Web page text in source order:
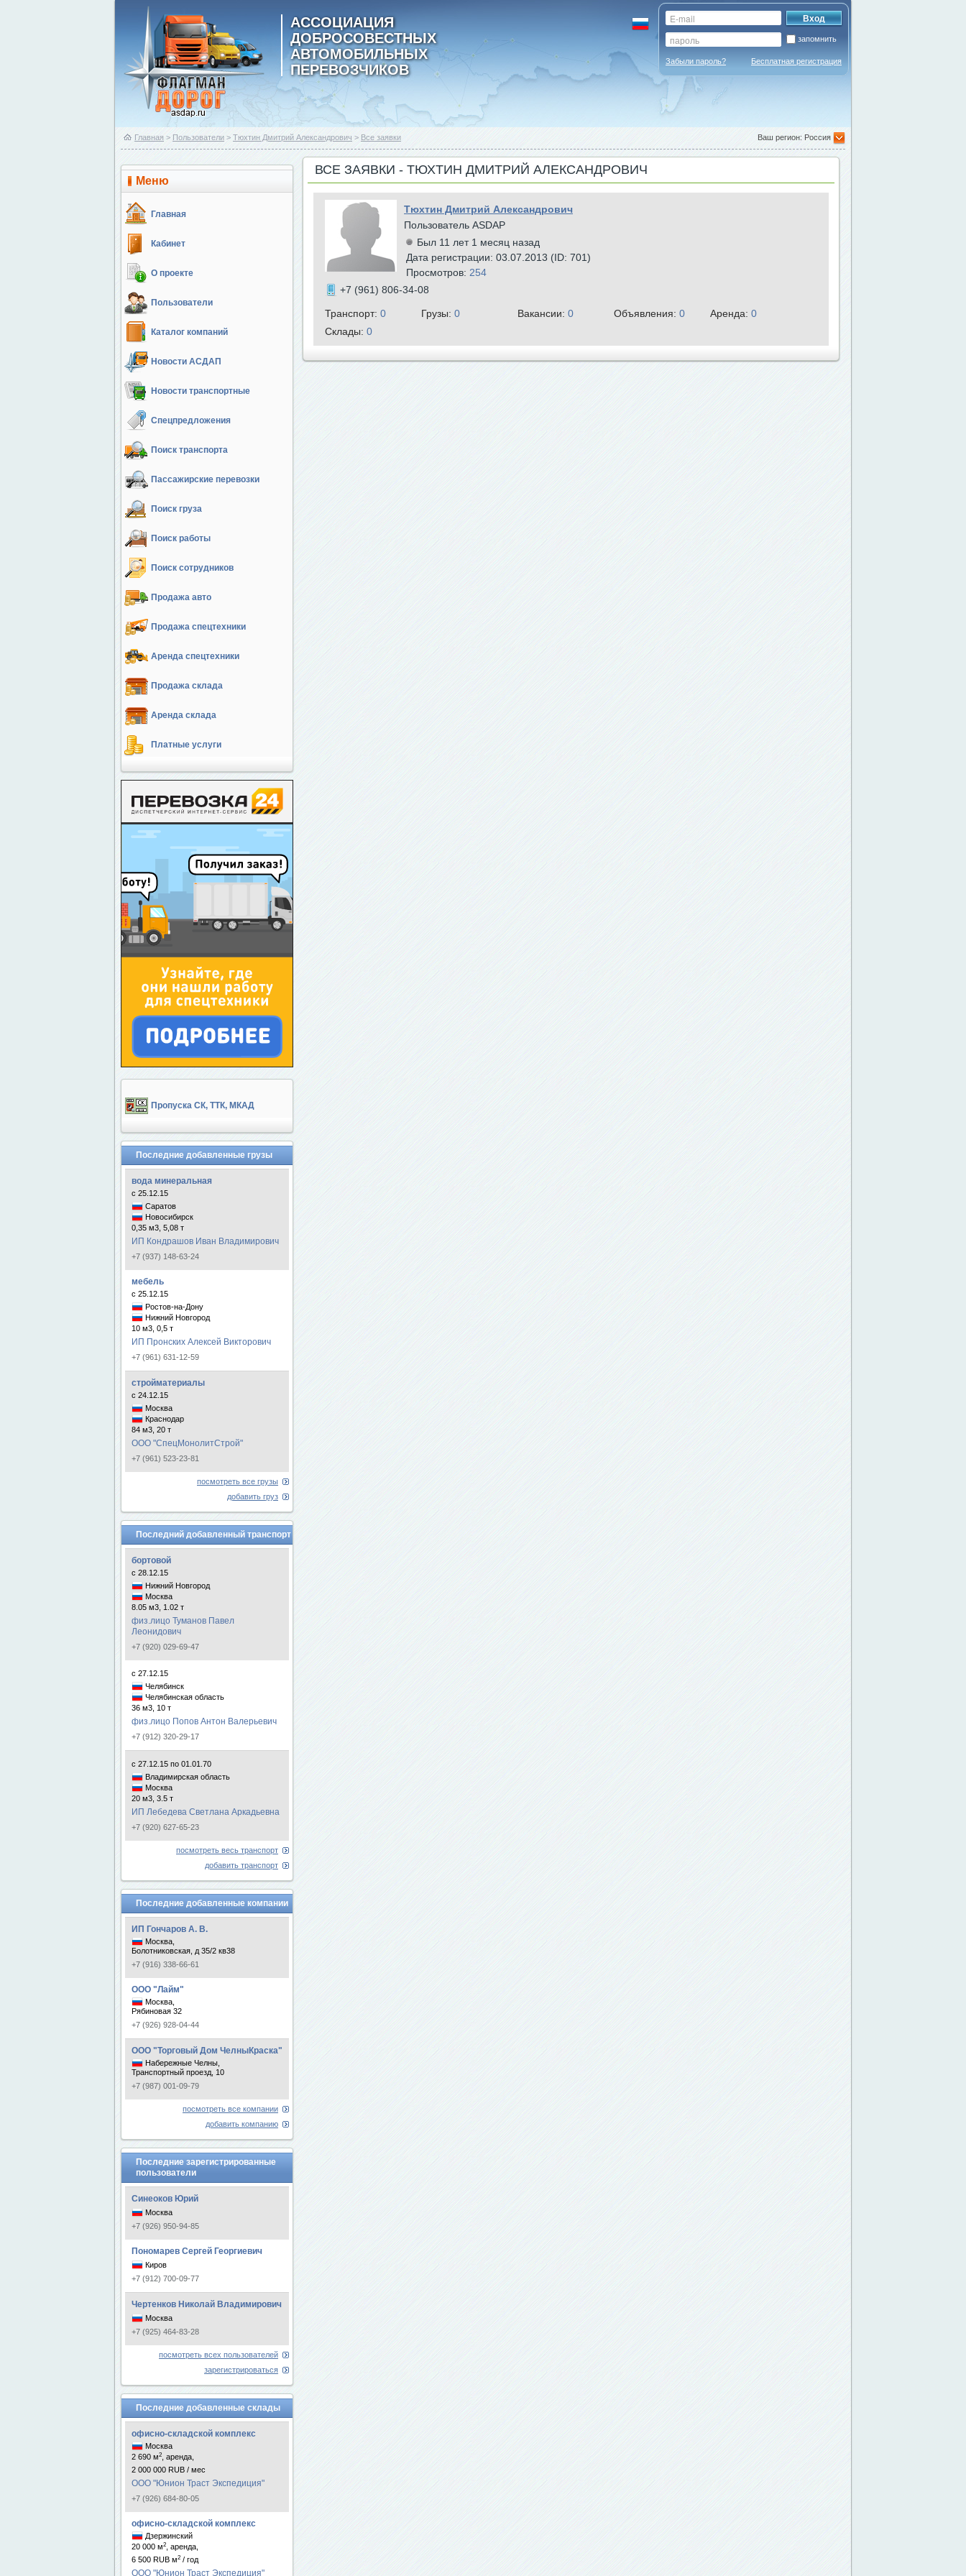
АССОЦИАЦИЯ
ДОБРОСОВЕСТНЫХ
АВТОМОБИЛЬНЫХ
ПЕРЕВОЗЧИКОВ
запомнить
Забыли пароль? Бесплатная регистрация
Главная > Пользователи > Тюхтин Дмитрий Александрович > Все заявки Ваш регион: Россия
Меню
Главная
Кабинет
О проекте
Пользователи
Каталог компаний
Новости АСДАП
Новости транспортные
Спецпредложения
Поиск транспорта
Пассажирские перевозки
Поиск груза
Поиск работы
Поиск сотрудников
Продажа авто
Продажа спецтехники
Аренда спецтехники
Продажа склада
Аренда склада
Платные услуги
Пропуска СК, ТТК, МКАД
Последние добавленные грузы
вода минеральная
с 25.12.15
Саратов
Новосибирск
0,35 м3, 5,08 т
ИП Кондрашов Иван Владимирович
+7 (937) 148-63-24
мебель
с 25.12.15
Ростов-на-Дону
Нижний Новгород
10 м3, 0,5 т
ИП Пронских Алексей Викторович
+7 (961) 631-12-59
стройматериалы
с 24.12.15
Москва
Краснодар
84 м3, 20 т
ООО "СпецМонолитСтрой"
+7 (961) 523-23-81
посмотреть все грузы
добавить груз
Последний добавленный транспорт
бортовой
с 28.12.15
Нижний Новгород
Москва
8.05 м3, 1.02 т
физ.лицо Туманов Павел
Леонидович
+7 (920) 029-69-47
с 27.12.15
Челябинск
Челябинская область
36 м3, 10 т
физ.лицо Попов Антон Валерьевич
+7 (912) 320-29-17
с 27.12.15 по 01.01.70
Владимирская область
Москва
20 м3, 3.5 т
ИП Лебедева Светлана Аркадьевна
+7 (920) 627-65-23
посмотреть весь транспорт
добавить транспорт
Последние добавленные компании
ИП Гончаров А. В.
Москва,
Болотниковская, д 35/2 кв38
+7 (916) 338-66-61
ООО "Лайм"
Москва,
Рябиновая 32
+7 (926) 928-04-44
ООО "Торговый Дом ЧелныКраска"
Набережные Челны,
Транспортный проезд, 10
+7 (987) 001-09-79
посмотреть все компании
добавить компанию
Последние зарегистрированные
пользователи
Синеоков Юрий
Москва
+7 (926) 950-94-85
Пономарев Сергей Георгиевич
Киров
+7 (912) 700-09-77
Чертенков Николай Владимирович
Москва
+7 (925) 464-83-28
посмотреть всех пользователей
зарегистрироваться
Последние добавленные склады
офисно-складской комплекс
Москва
2 690 м2
, аренда,
2 000 000 RUB / мес
ООО "Юнион Траст Экспедиция"
+7 (926) 684-80-05
офисно-складской комплекс
Дзержинский
20 000 м2
, аренда,
6 500 RUB м2 / год
ООО "Юнион Траст Экспедиция"
ВСЕ ЗАЯВКИ - ТЮХТИН ДМИТРИЙ АЛЕКСАНДРОВИЧ
Тюхтин Дмитрий Александрович
Пользователь ASDAP
Был 11 лет 1 месяц назад
Дата регистрации: 03.07.2013 (ID: 701)
Просмотров: 254
+7 (961) 806-34-08
Транспорт: 0 Грузы: 0 Вакансии: 0 Объявления: 0 Аренда: 0
Склады: 0